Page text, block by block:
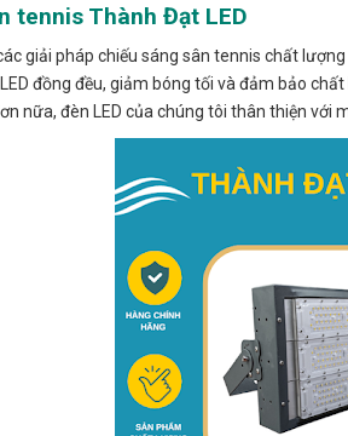
tennis Thành Đạt LED
giải pháp chiếu sáng sân tennis chất
đồng đều, giảm bóng tối và đảm bảo
nữa, đèn LED của chúng tôi thân thiện với